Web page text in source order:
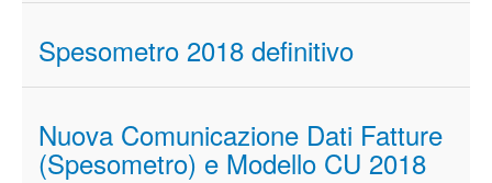
Spesometro 2018 definitivo
Nuova Comunicazione Dati Fatture
(Spesometro) e Modello CU 2018